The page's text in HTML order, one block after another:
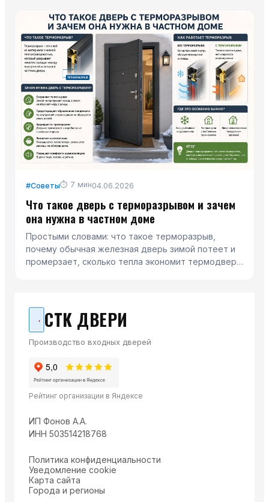
#Советы⏱ 7 мин04.06.2026
Что такое дверь с терморазрывом и зачем
она нужна в частном доме
Простыми словами: что такое терморазрыв,
почему обычная железная дверь зимой потеет и
промерзает, сколько тепла экономит термодверь
СТК ДВЕРИ
Производство входных дверей
Рейтинг организации в Яндексе
ИП Фонов А.А.
ИНН 503514218768
Политика конфиденциальности
Уведомление cookie
Карта сайта
Города и регионы